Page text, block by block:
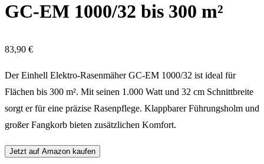
GC-EM 1000/32 bis 300 m²
83,90 €
Der Einhell Elektro-Rasenmäher GC-EM 1000/32 ist ideal für
Flächen bis 300 m². Mit seinen 1.000 Watt und 32 cm Schnittbreite
sorgt er für eine präzise Rasenpflege. Klappbarer Führungsholm und
großer Fangkorb bieten zusätzlichen Komfort.
Jetzt auf Amazon kaufen